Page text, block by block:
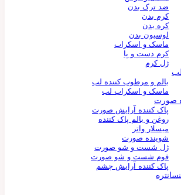
ضد ترک بدن
کرم بدن
کره بدن
لوسیون بدن
ماسک و اسکراب
کرم دست و پا
ژل کرم
بالم و مرطوب کننده لب
ماسک و اسکراب لب
صورت
پاک کننده آرایش صورت
روغن و بالم پاک کننده
میسلار واتر
شوینده صورت
ژل شست و شو صورت
فوم شست و شو صورت
پاک کننده آرایش چشم